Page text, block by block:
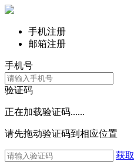
手机注册
邮箱注册
手机号
验证码
正在加载验证码......
请先拖动验证码到相应位置
获